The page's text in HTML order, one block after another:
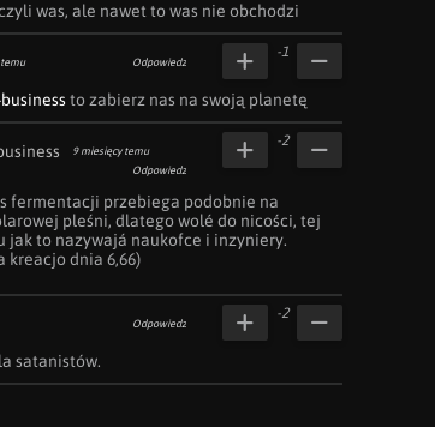
was, ale nawet to was nie obchodzi
Odpowiedz
to zabierz nas na swoją planetę
-1
9 miesięcy temu
Odpowiedz
fermentacji przebiega podobnie na
pleśni, dlatego wolé do nicości, tej
jak to nazywajá naukofce i inzyniery.
kreacjo dnia 6,66)
-2
Odpowiedz
satanistów.
-2